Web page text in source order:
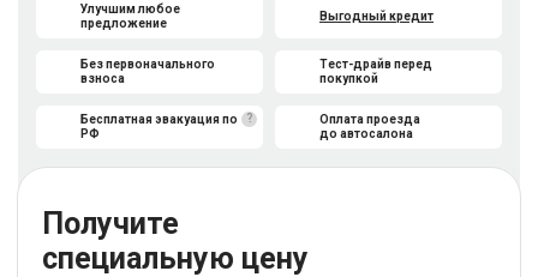
Улучшим любое
предложение
Без первоначального
взноса
Выгодный кредит
Тест-драйв перед
покупкой
?
Бесплатная эвакуация по
РФ
Оплата проезда
до автосалона
Получите
специальную цену